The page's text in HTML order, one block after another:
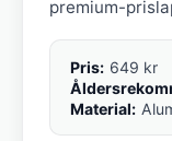
premium-
Pris: 649 kr
Material: